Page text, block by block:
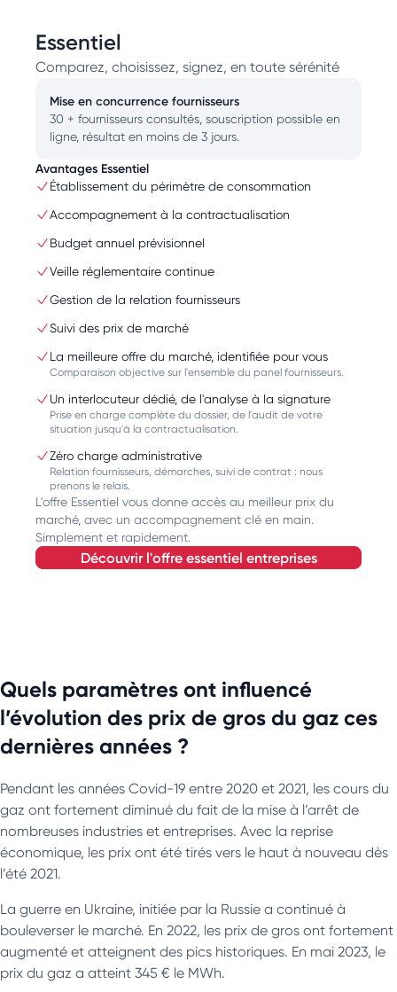
Essentiel
Comparez, choisissez, signez, en toute sérénité
Mise en concurrence fournisseurs
30 + fournisseurs consultés, souscription possible en
ligne, résultat en moins de 3 jours.
Avantages Essentiel
Établissement du périmètre de consommation
Accompagnement à la contractualisation
Budget annuel prévisionnel
Veille réglementaire continue
Gestion de la relation fournisseurs
Suivi des prix de marché
La meilleure offre du marché, identifiée pour vous
Comparaison objective sur l'ensemble du panel fournisseurs.
Un interlocuteur dédié, de l'analyse à la signature
Prise en charge complète du dossier, de l'audit de votre
situation jusqu'à la contractualisation.
Zéro charge administrative
Relation fournisseurs, démarches, suivi de contrat : nous
prenons le relais.
L'offre Essentiel vous donne accès au meilleur prix du
marché, avec un accompagnement clé en main.
Simplement et rapidement.
découvrir l'offre essentiel entreprises
Quels paramètres ont influencé
l’évolution des prix de gros du gaz ces
dernières années ?
Pendant les années Covid-19 entre 2020 et 2021, les cours du
gaz ont fortement diminué du fait de la mise à l’arrêt de
nombreuses industries et entreprises. Avec la reprise
économique, les prix ont été tirés vers le haut à nouveau dès
l’été 2021.
La guerre en Ukraine, initiée par la Russie a continué à
bouleverser le marché. En 2022, les prix de gros ont fortement
augmenté et atteignent des pics historiques. En mai 2023, le
prix du gaz a atteint 345 € le MWh.